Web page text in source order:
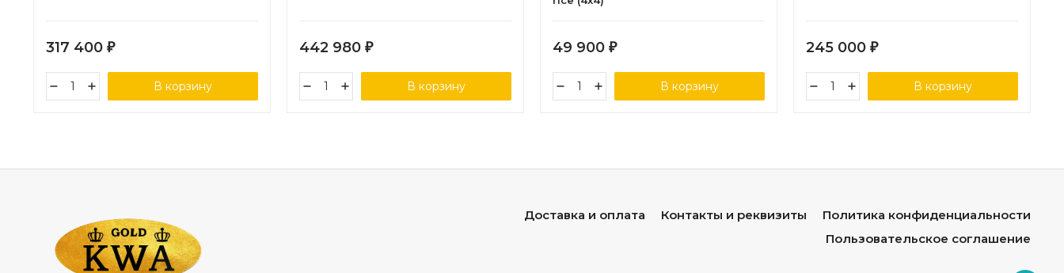
317 400 ₽
В корзину
442 980 ₽
В корзину
49 900 ₽
В корзину
245 000 ₽
В корзину
Доставка и оплата Контакты и реквизиты
Политика конфиденциальности
Пользовательское соглашение